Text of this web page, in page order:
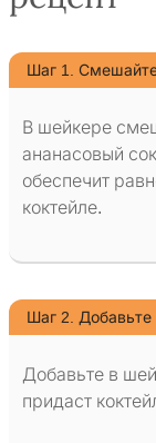
Шаг 1.
В шейкере
ананасовый
обеспечит
коктейле.
Шаг 2. Добавьте
Добавьте в
придаст